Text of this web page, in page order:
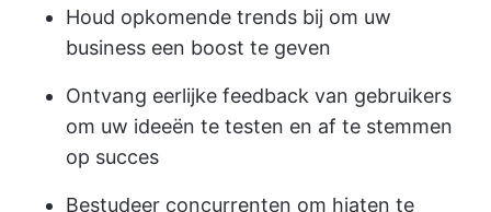
Houd opkomende trends bij om uw
business een boost te geven
Ontvang eerlijke feedback van gebruikers
om uw ideeën te testen en af te stemmen
op succes
Bestudeer concurrenten om hiaten te